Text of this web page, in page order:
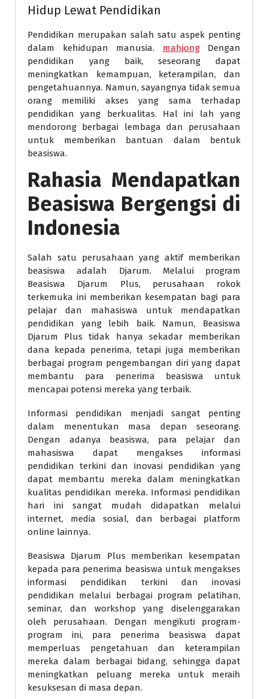
Hidup Lewat Pendidikan
Pendidikan merupakan salah satu aspek penting
dalam kehidupan manusia. mahjongDengan
pendidikan yang baik, seseorang dapat
meningkatkan kemampuan, keterampilan, dan
pengetahuannya. Namun, sayangnya tidak semua
orang memiliki akses yang sama terhadap
pendidikan yang berkualitas. Hal ini lah yang
mendorong berbagai lembaga dan perusahaan
untuk memberikan bantuan dalam bentuk
beasiswa.
Rahasia Mendapatkan
Beasiswa Bergengsi di
Indonesia
Salah satu perusahaan yang aktif memberikan
beasiswa adalah Djarum. Melalui program
Beasiswa Djarum Plus, perusahaan rokok
terkemuka ini memberikan kesempatan bagi para
pelajar dan mahasiswa untuk mendapatkan
pendidikan yang lebih baik. Namun, Beasiswa
Djarum Plus tidak hanya sekadar memberikan
dana kepada penerima, tetapi juga memberikan
berbagai program pengembangan diri yang dapat
membantu para penerima beasiswa untuk
mencapai potensi mereka yang terbaik.
Informasi pendidikan menjadi sangat penting
dalam menentukan masa depan seseorang.
Dengan adanya beasiswa, para pelajar dan
mahasiswa dapat mengakses informasi
pendidikan terkini dan inovasi pendidikan yang
dapat membantu mereka dalam meningkatkan
kualitas pendidikan mereka. Informasi pendidikan
hari ini sangat mudah didapatkan melalui
internet, media sosial, dan berbagai platform
online lainnya.
Beasiswa Djarum Plus memberikan kesempatan
kepada para penerima beasiswa untuk mengakses
informasi pendidikan terkini dan inovasi
pendidikan melalui berbagai program pelatihan,
seminar, dan workshop yang diselenggarakan
oleh perusahaan. Dengan mengikuti program-
program ini, para penerima beasiswa dapat
memperluas pengetahuan dan keterampilan
mereka dalam berbagai bidang, sehingga dapat
meningkatkan peluang mereka untuk meraih
kesuksesan di masa depan.